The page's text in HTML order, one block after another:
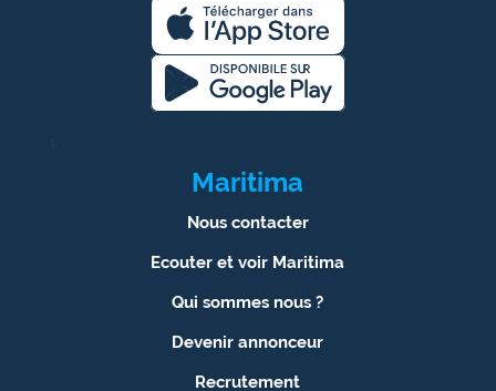
1
Maritima
Nous contacter
Ecouter et voir Maritima
Qui sommes nous ?
Devenir annonceur
Recrutement